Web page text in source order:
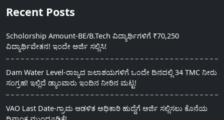
Recent Posts
Scholorship Amount-BE/B.Tech ವಿದ್ಯಾರ್ಥಿಗಳಿಗೆ ₹70,250
ವಿದ್ಯಾರ್ಥಿವೇತನ! ಇಂದೇ ಅರ್ಜಿ ಸಲ್ಲಿಸಿ!
Dam Water Level-ರಾಜ್ಯದ ಜಲಾಶಯಗಳಿಗೆ ಒಂದೇ ದಿನದಲ್ಲಿ 34 TMC ನೀರು
ಸಂಗ್ರಹ! ಇಲ್ಲಿದೆ ಡ್ಯಾಂವಾರು ಇಂದಿನ ನೀರಿನ ಮಟ್ಟ!
VAO Last Date-ಗ್ರಾಮ ಆಡಳಿತ ಅಧಿಕಾರಿ ಹುದ್ದೆಗೆ ಅರ್ಜಿ ಸಲ್ಲಿಸಲು ಕೊನೆಯ